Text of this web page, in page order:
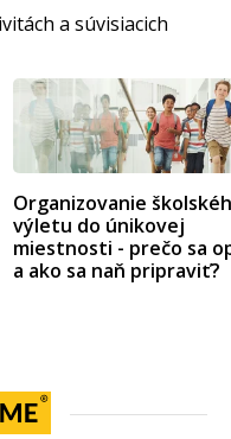
a súvisiacich
Organizovanie
výletu do únikovej
miestnosti - prečo sa
a ako sa naň pripraviť?